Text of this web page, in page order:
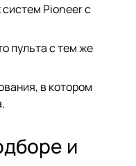
Pioneer с
пульта с тем же
в котором
и